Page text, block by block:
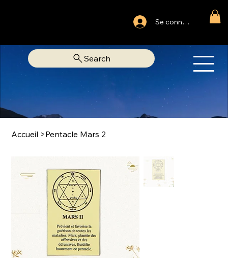
Se connecter
Accueil >Pentacle Mars 2
LIBRAIRIE SPIRITUELLESearch